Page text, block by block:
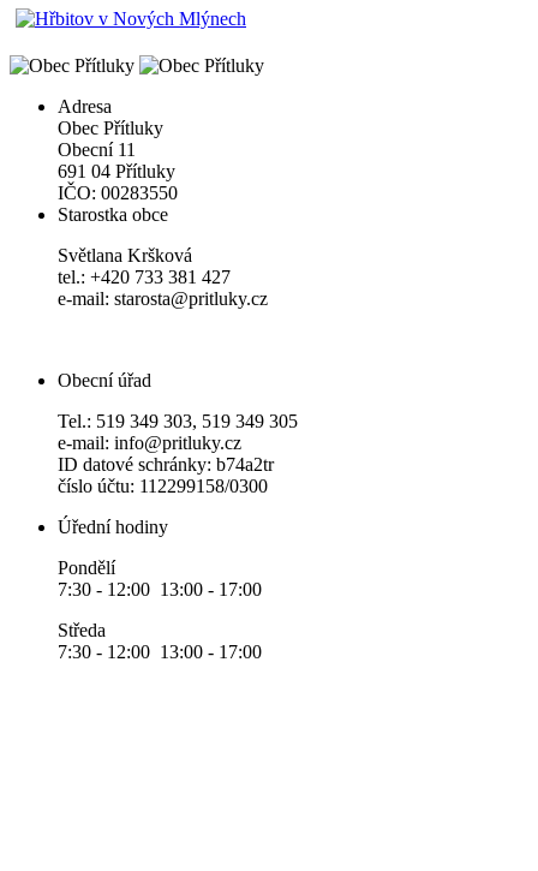
Adresa
Obec Přítluky
Obecní 11
691 04 Přítluky
IČO: 00283550
Starostka obce
Světlana Kršková
tel.: +420 733 381 427
e-mail: starosta@pritluky.cz
Obecní úřad
Tel.: 519 349 303, 519 349 305
e-mail: info@pritluky.cz
ID datové schránky: b74a2tr
číslo účtu: 112299158/0300
Úřední hodiny
Pondělí
7:30 - 12:00 13:00 - 17:00
Středa
7:30 - 12:00 13:00 - 17:00